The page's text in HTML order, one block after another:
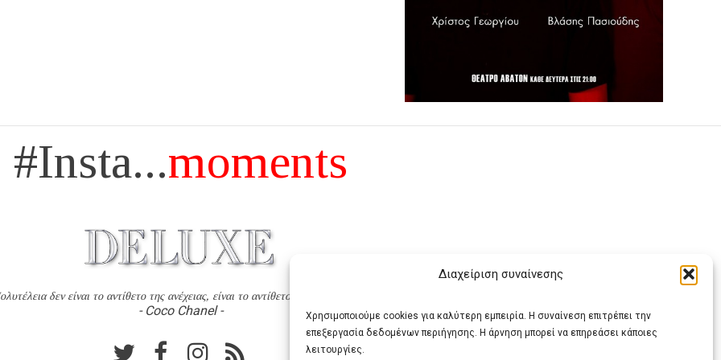
Διαχείριση συναίνεσης
Χρησιμοποιούμε cookies για καλύτερη εμπειρία. Η συναίνεση επιτρέπει την
επεξεργασία δεδομένων περιήγησης. Η άρνηση μπορεί να επηρεάσει κάποιες
λειτουργίες.
#Insta...moments
δεν είναι το αντίθετο της ανέχειας, είναι το αντίθετο της χυδαιότητας
- Coco Chanel -